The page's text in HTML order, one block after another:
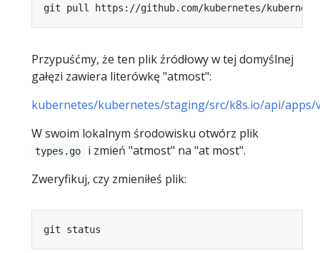
Przypuśćmy, że ten plik źródłowy w tej domyślnej
gałęzi zawiera literówkę "atmost":
kubernetes/kubernetes/staging/src/k8s.io/api/apps/
W swoim lokalnym środowisku otwórz plik
types.go
i zmień "atmost" na "at most".
Zweryfikuj, czy zmieniłeś plik: